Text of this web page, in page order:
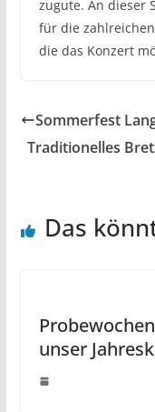
zugute. An dieser
für die
die das Konzert
Sommerfest
Traditionelles
Das
unser